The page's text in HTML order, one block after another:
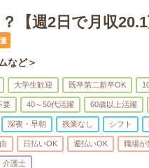
【週2日で月収
など＞
大学生歓迎 既卒第二新卒OK
要 40～50代活躍 60歳以上活躍
深夜・早朝 残業なし シフト
日払いOK 週払いOK 職場が
介護士